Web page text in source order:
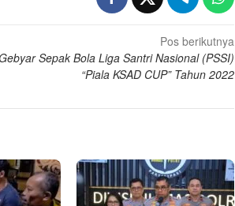
Pos berikutnya
Sepak Bola Liga Santri Nasional (PSSI)
“Piala KSAD CUP” Tahun 2022